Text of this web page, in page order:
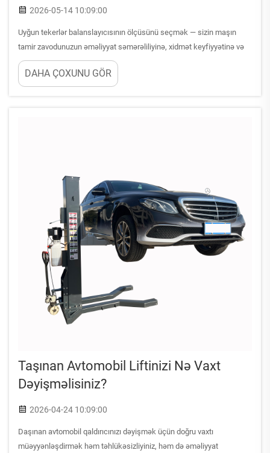
2026-05-14 10:09:00
Uyğun tekerlər balanslayıcısının ölçüsünü seçmək — sizin maşın
tamir zavodunuzun əməliyyat səmərəliliyinə, xidmət keyfiyyətinə və
uzunmüddətli mənfəətliyinə birbaşa təsir göstərən vacib qərardır.
Səhv tekerlər balanslayıcısı zəif xidmət imkanlarına, israf olunmuş
DAHA ÇOXUNU GÖR
Taşınan Avtomobil Liftinizi Nə Vaxt
Dəyişməlisiniz?
2026-04-24 10:09:00
Daşınan avtomobil qaldırıcınızı dəyişmək üçün doğru vaxtı
müəyyənləşdirmək həm təhlükəsizliyiniz, həm də əməliyyat